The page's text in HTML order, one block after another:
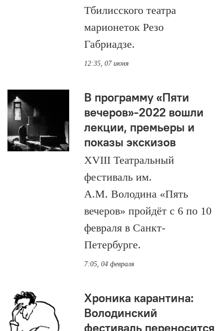
Тбилисского театра
марионеток Резо
Габриадзе.
12:35, 07 июня
В программу «Пяти
вечеров»-2022 вошли
лекции, премьеры и
показы экскизов
XVIII Театральный
фестиваль им.
А.М. Володина «Пять
вечеров» пройдёт с 6 по 10
февраля в Санкт-
Петербурге.
7:05, 04 февраля
Хроника карантина:
Володинский
фестиваль переносится